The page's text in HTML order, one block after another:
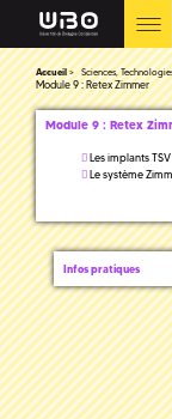
Accueil Sciences,
Module 9 : Retex Zimmer
Module 9 : Retex
Les implants
Le système
Infos pratiques